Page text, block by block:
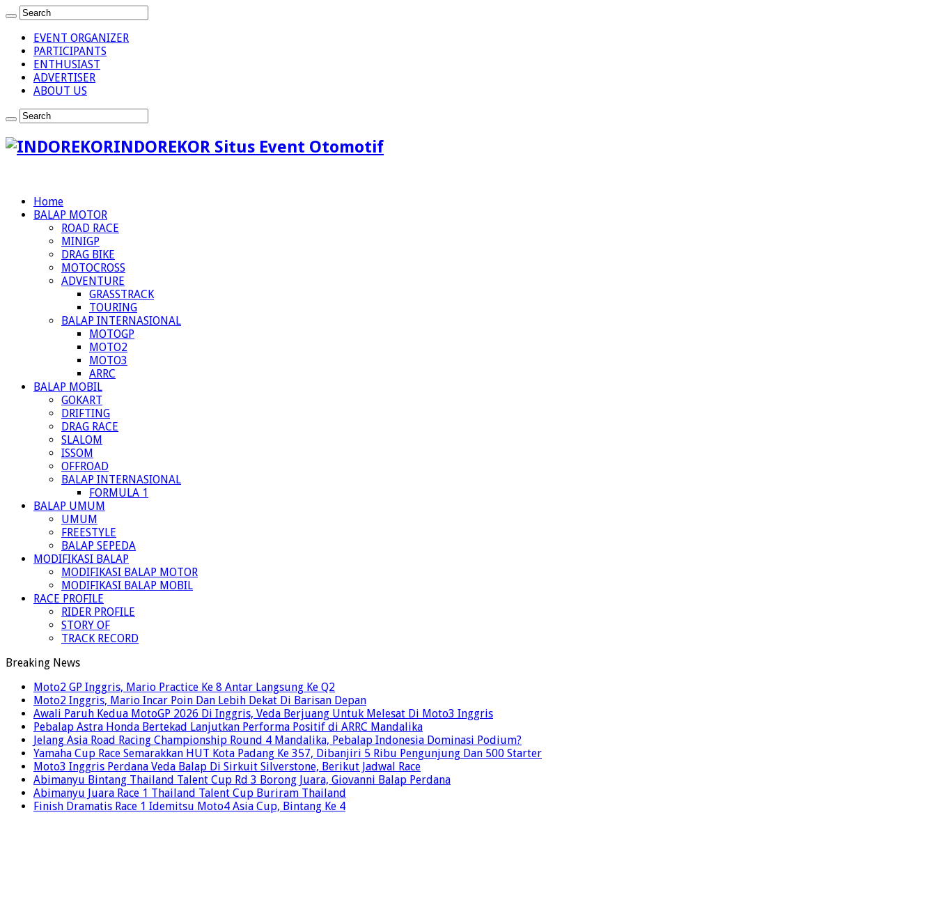
EVENT ORGANIZER
PARTICIPANTS
ENTHUSIAST
ADVERTISER
ABOUT US
INDOREKOR Situs Event Otomotif
Home
BALAP MOTOR
ROAD RACE
MINIGP
DRAG BIKE
MOTOCROSS
ADVENTURE
GRASSTRACK
TOURING
BALAP INTERNASIONAL
MOTOGP
MOTO2
MOTO3
ARRC
BALAP MOBIL
GOKART
DRIFTING
DRAG RACE
SLALOM
ISSOM
OFFROAD
BALAP INTERNASIONAL
FORMULA 1
BALAP UMUM
UMUM
FREESTYLE
BALAP SEPEDA
MODIFIKASI BALAP
MODIFIKASI BALAP MOTOR
MODIFIKASI BALAP MOBIL
RACE PROFILE
RIDER PROFILE
STORY OF
TRACK RECORD
Breaking News
Moto2 GP Inggris, Mario Practice Ke 8 Antar Langsung Ke Q2
Moto2 Inggris, Mario Incar Poin Dan Lebih Dekat Di Barisan Depan
Awali Paruh Kedua MotoGP 2026 Di Inggris, Veda Berjuang Untuk Melesat Di Moto3 Inggris
Pebalap Astra Honda Bertekad Lanjutkan Performa Positif di ARRC Mandalika
Jelang Asia Road Racing Championship Round 4 Mandalika, Pebalap Indonesia Dominasi Podium?
Yamaha Cup Race Semarakkan HUT Kota Padang Ke 357, Dibanjiri 5 Ribu Pengunjung Dan 500 Starter
Moto3 Inggris Perdana Veda Balap Di Sirkuit Silverstone, Berikut Jadwal Race
Abimanyu Bintang Thailand Talent Cup Rd 3 Borong Juara, Giovanni Balap Perdana
Abimanyu Juara Race 1 Thailand Talent Cup Buriram Thailand
Finish Dramatis Race 1 Idemitsu Moto4 Asia Cup, Bintang Ke 4